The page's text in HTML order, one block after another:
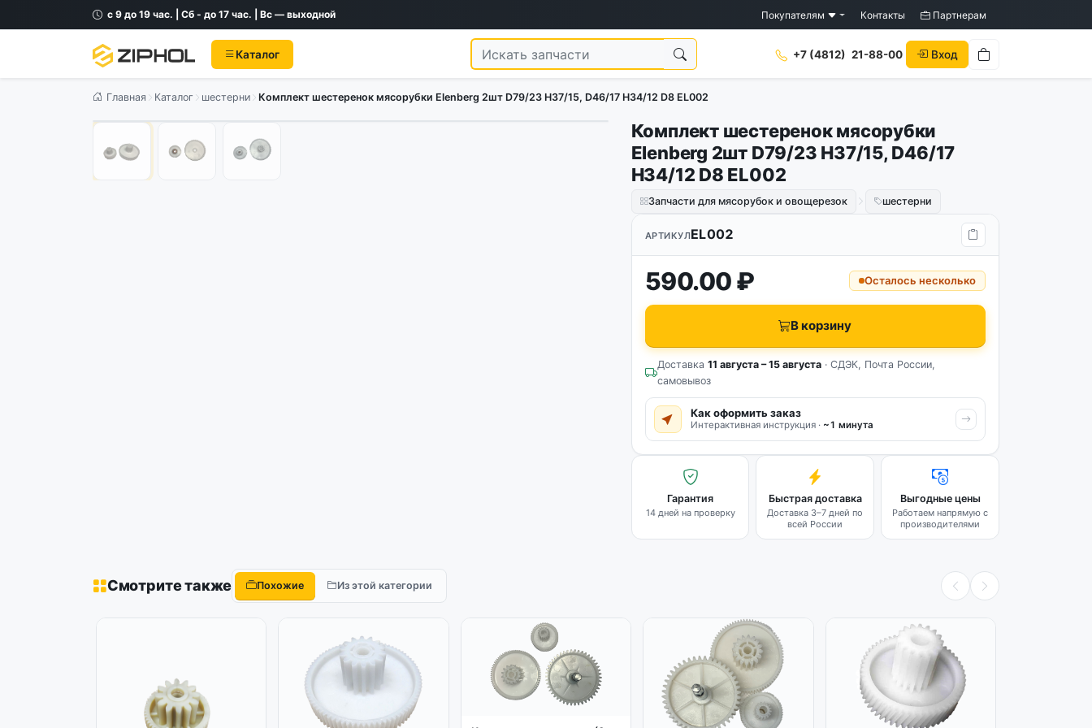
с 9 до 19 час. | Сб - до 17 час. | Вс — выходной Покупателям Контакты Партнерам
Каталог +7 (4812) 21-88-00 Вход
Главная Каталог шестерни Комплект шестеренок мясорубки Elenberg 2шт D79/23 H37/15, D46/17 H34/12 D8 EL002
Комплект шестеренок мясорубки
Elenberg 2шт D79/23 H37/15, D46/17
H34/12 D8 EL002
Запчасти для мясорубок и овощерезок шестерни
АРТИКУЛEL002
590.00 ₽ Осталось несколько
В корзину
Доставка 11 августа – 15 августа· СДЭК, Почта России,
самовывоз
Как оформить заказ
Интерактивная инструкция · ~1 минута
Гарантия
14 дней на проверку
Быстрая доставка
Доставка 3–7 дней по
всей России
Выгодные цены
Работаем напрямую с
производителями
Смотрите также Похожие Из этой категории